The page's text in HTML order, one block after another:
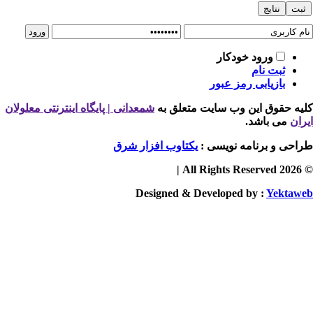
ورود خودکار
ثبت نام
بازیابی رمز عبور
حقوق این وب سایت متعلق بهشمعدانی | پایگاه اینترنتی معلولان
می باشد.
و برنامه نویسی : یکتاوب افزار شرق
©
Designed & Developed by :